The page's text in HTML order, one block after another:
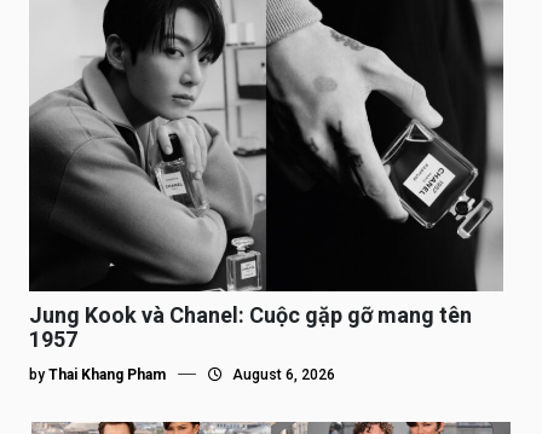
Jung Kook và Chanel: Cuộc gặp gỡ mang tên
1957
by Thai Khang Pham August 6, 2026